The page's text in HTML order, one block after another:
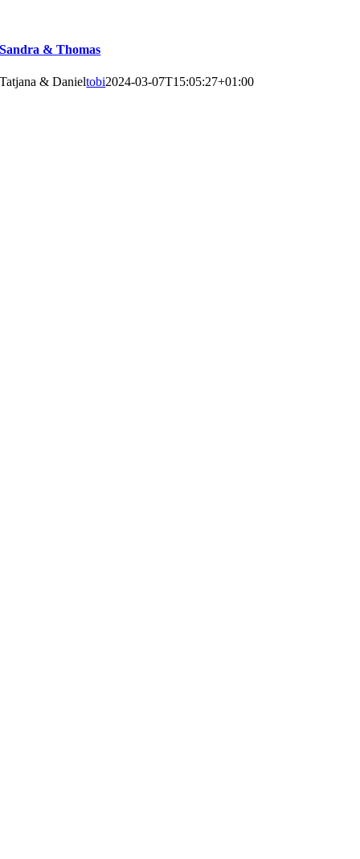
Sandra & Thomas
Tatjana & Danieltobi2024-03-07T15:05:27+01:00